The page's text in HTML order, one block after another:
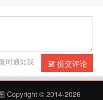
提交评论
时通知我
Copyright © 2014-2026